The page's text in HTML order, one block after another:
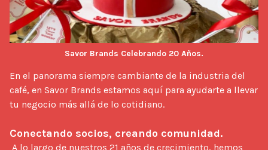
En el panorama siempre cambiante de la industria del
café, en Savor Brands estamos aquí para ayudarte a llevar
tu negocio más allá de lo cotidiano.
Conectando socios, creando comunidad.
Savor Brands Celebrando 20 Años.